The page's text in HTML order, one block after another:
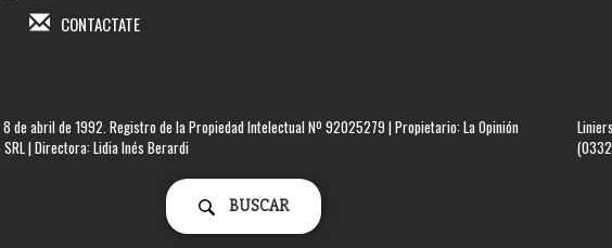
CONTACTATE
8 de abril de 1992. Registro de la Propiedad Intelectual Nº 92025279 | Propietario: La Opinión
| Directora: Lidia Inés Berardi
BUSCAR